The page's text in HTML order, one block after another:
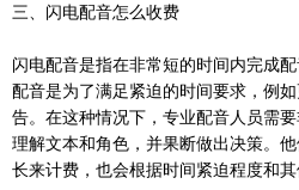
三、闪电配音怎么收费
闪电配音是指在非常短的时间内完成
配音是为了满足紧迫的时间要求，例
告。在这种情况下，专业配音人员需
理解文本和角色，并果断做出决策。
长来计费，也会根据时间紧迫程度和其